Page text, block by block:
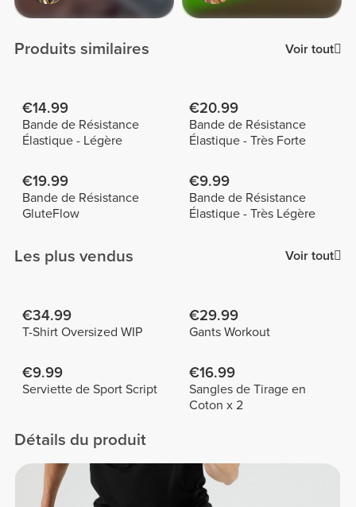
Produits similaires Voir tout
€14.99
Bande de Résistance
Élastique - Légère
€20.99
Bande de Résistance
Élastique - Très Forte
€19.99
Bande de Résistance
GluteFlow
€9.99
Bande de Résistance
Élastique - Très Légère
Les plus vendus Voir tout
€34.99
T-Shirt Oversized WIP
€29.99
Gants Workout
€9.99
Serviette de Sport Script
€16.99
Sangles de Tirage en
Coton x 2
Détails du produit